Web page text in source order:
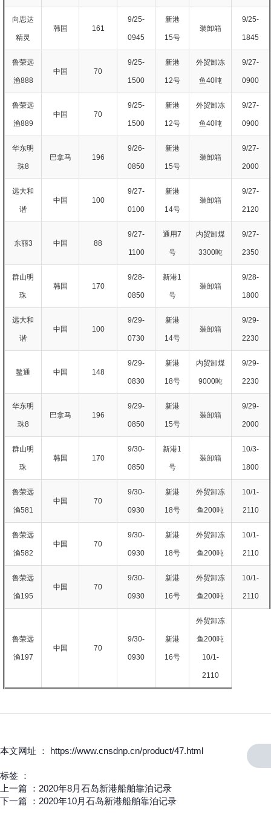
向思达
精灵
韩国 161
9/25-
0945
新港
15号
装卸箱
9/25-
1845
鲁荣远
渔888
中国 70
9/25-
1500
新港
12号
外贸卸冻
鱼40吨
9/27-
0900
鲁荣远
渔889
中国 70
9/25-
1500
新港
12号
外贸卸冻
鱼40吨
9/27-
0900
华东明
珠8
巴拿马 196
9/26-
0850
新港
15号
装卸箱
9/27-
2000
远大和
谐
中国 100
9/27-
0100
新港
14号
装卸箱
9/27-
2120
东丽3 中国 88
9/27-
1100
通用7
号
内贸卸煤
3300吨
9/27-
2350
群山明
珠
韩国 170
9/28-
0850
新港1
号
装卸箱
9/28-
1800
远大和
谐
中国 100
9/29-
0730
新港
14号
装卸箱
9/29-
2230
鳌通 中国 148
9/29-
0830
新港
18号
内贸卸煤
9000吨
9/29-
2230
华东明
珠8
巴拿马 196
9/29-
0850
新港
15号
装卸箱
9/29-
2000
群山明
珠
韩国 170
9/30-
0850
新港1
号
装卸箱
10/3-
1800
鲁荣远
渔581
中国 70
9/30-
0930
新港
18号
外贸卸冻
鱼200吨
10/1-
2110
鲁荣远
渔582
中国 70
9/30-
0930
新港
18号
外贸卸冻
鱼200吨
10/1-
2110
鲁荣远
渔195
中国 70
9/30-
0930
新港
16号
外贸卸冻
鱼200吨
10/1-
2110
鲁荣远
渔197
中国 70
9/30-
0930
新港
16号
外贸卸冻
鱼200吨
10/1-
2110
本文网址 ： https://www.cnsdnp.cn/product/47.html
标签 ：
上一篇 ： 2020年8月石岛新港船舶靠泊记录
下一篇 ： 2020年10月石岛新港船舶靠泊记录